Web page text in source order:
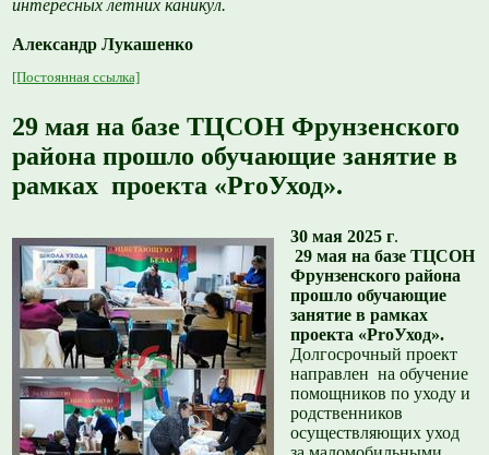
интересных летних каникул.
Александр Лукашенко
[Постоянная ссылка]
29 мая на базе ТЦСОН Фрунзенского
района прошло обучающие занятие в
рамках проекта «ProУход».
30 мая 2025 г.
29 мая на базе ТЦСОН
Фрунзенского района
прошло обучающие
занятие в рамках
проекта «ProУход».
Долгосрочный проект
направлен на обучение
помощников по уходу и
родственников
осуществляющих уход